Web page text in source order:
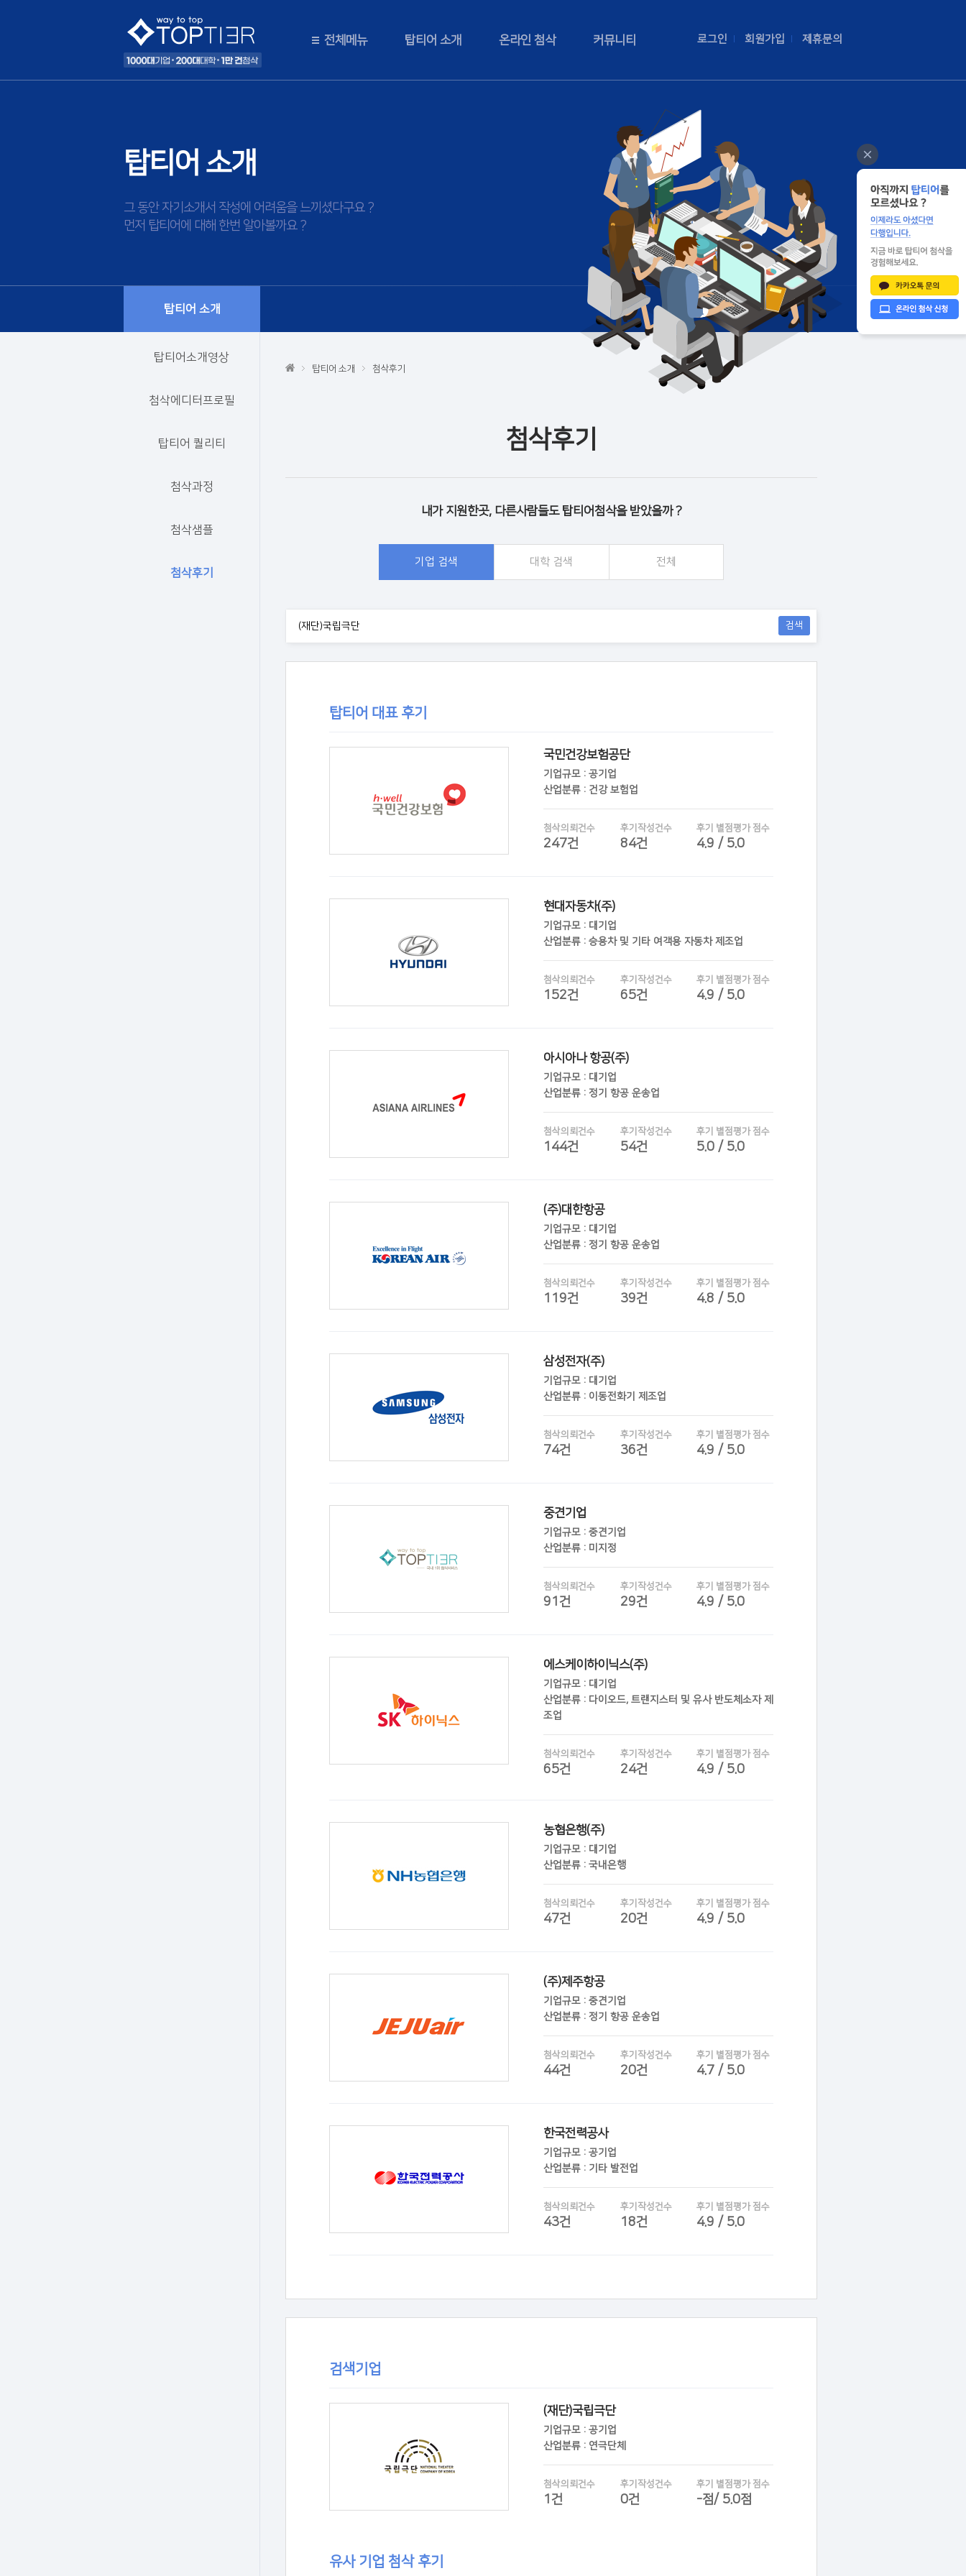
전체메뉴 탑티어 소개 온라인 첨삭 커뮤니티 로그인 회원가입 제휴문의
탑티어 소개
그 동안 자기소개서 작성에 어려움을 느끼셨다구요 ?
먼저 탑티어에 대해 한번 알아볼까요 ?
탑티어 소개
탑티어소개영상
첨삭에디터프로필
탑티어 퀄리티
첨삭과정
첨삭샘플
첨삭후기
탑티어 소개 첨삭후기
첨삭후기
내가 지원한곳, 다른사람들도 탑티어첨삭을 받았을까 ?
기업 검색 대학 검색 전체
검색
탑티어 대표 후기
국민건강보험공단
기업규모 : 공기업
산업분류 : 건강 보험업
첨삭의뢰건수
247건
후기작성건수
84건
후기 별점평가 점수
4.9 / 5.0
현대자동차(주)
기업규모 : 대기업
산업분류 : 승용차 및 기타 여객용 자동차 제조업
첨삭의뢰건수
152건
후기작성건수
65건
후기 별점평가 점수
4.9 / 5.0
아시아나 항공(주)
기업규모 : 대기업
산업분류 : 정기 항공 운송업
첨삭의뢰건수
144건
후기작성건수
54건
후기 별점평가 점수
5.0 / 5.0
(주)대한항공
기업규모 : 대기업
산업분류 : 정기 항공 운송업
첨삭의뢰건수
119건
후기작성건수
39건
후기 별점평가 점수
4.8 / 5.0
삼성전자(주)
기업규모 : 대기업
산업분류 : 이동전화기 제조업
첨삭의뢰건수
74건
후기작성건수
36건
후기 별점평가 점수
4.9 / 5.0
중견기업
기업규모 : 중견기업
산업분류 : 미지정
첨삭의뢰건수
91건
후기작성건수
29건
후기 별점평가 점수
4.9 / 5.0
에스케이하이닉스(주)
기업규모 : 대기업
산업분류 : 다이오드, 트랜지스터 및 유사 반도체소자 제
조업
첨삭의뢰건수
65건
후기작성건수
24건
후기 별점평가 점수
4.9 / 5.0
농협은행(주)
기업규모 : 대기업
산업분류 : 국내은행
첨삭의뢰건수
47건
후기작성건수
20건
후기 별점평가 점수
4.9 / 5.0
(주)제주항공
기업규모 : 중견기업
산업분류 : 정기 항공 운송업
첨삭의뢰건수
44건
후기작성건수
20건
후기 별점평가 점수
4.7 / 5.0
한국전력공사
기업규모 : 공기업
산업분류 : 기타 발전업
첨삭의뢰건수
43건
후기작성건수
18건
후기 별점평가 점수
4.9 / 5.0
검색기업
(재단)국립극단
기업규모 : 공기업
산업분류 : 연극단체
첨삭의뢰건수
1건
후기작성건수
0건
후기 별점평가 점수
-점/ 5.0점
유사 기업 첨삭 후기